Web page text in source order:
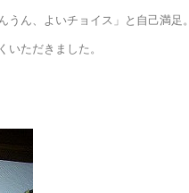
ん、よいチョイス」と自己満足。
いただきました。